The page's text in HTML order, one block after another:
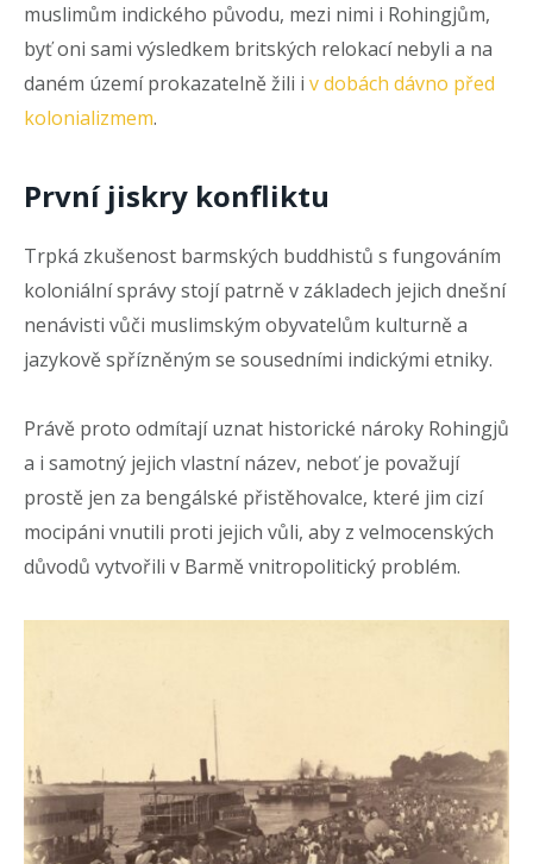
muslimům indického původu, mezi nimi i Rohingjům,
byť oni sami výsledkem britských relokací nebyli a na
daném území prokazatelně žili i v dobách dávno před
kolonializmem.
První jiskry konfliktu
Trpká zkušenost barmských buddhistů s fungováním
koloniální správy stojí patrně v základech jejich dnešní
nenávisti vůči muslimským obyvatelům kulturně a
jazykově spřízněným se sousedními indickými etniky.
Právě proto odmítají uznat historické nároky Rohingjů
a i samotný jejich vlastní název, neboť je považují
prostě jen za bengálské přistěhovalce, které jim cizí
mocipáni vnutili proti jejich vůli, aby z velmocenských
důvodů vytvořili v Barmě vnitropolitický problém.